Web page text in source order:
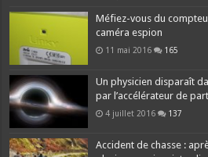
Méfiez-vous du
caméra espion
11 mai 2016 165
Un physicien disparaît
par l’accélérateur de
4 juillet 2016 137
Accident de chasse :